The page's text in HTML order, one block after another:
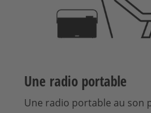
Une radio portable
Une radio portable au son